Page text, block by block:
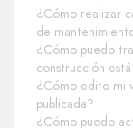
¿Cómo realizar
de
¿Cómo puedo
construcción
¿Cómo edito mi
publicada?
¿Cómo puedo